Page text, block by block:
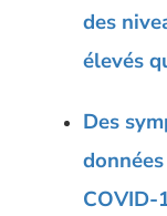
des
élevés
Des
COVID-